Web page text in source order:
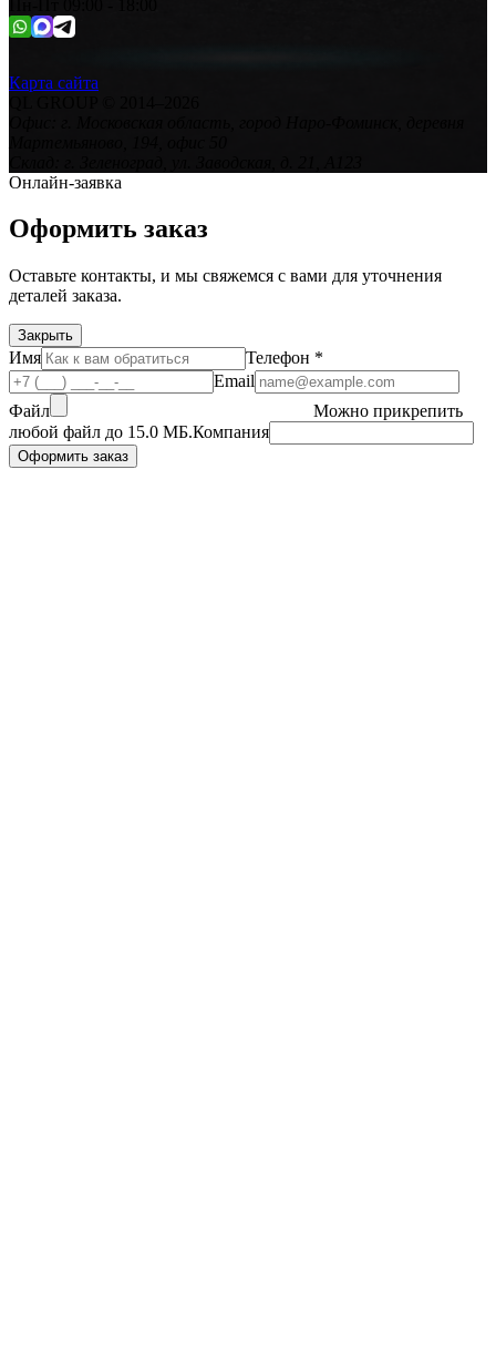
Карта сайта
Онлайн-заявка
Оформить заказ
Оставьте контакты, и мы свяжемся с вами для уточнения
деталей заказа.
Закрыть
Имя Телефон *
Email
Файл
Можно прикрепить
любой файл до 15.0 МБ.Компания
Оформить заказ